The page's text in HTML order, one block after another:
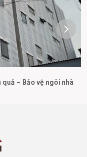
– Bảo vệ ngôi nhà